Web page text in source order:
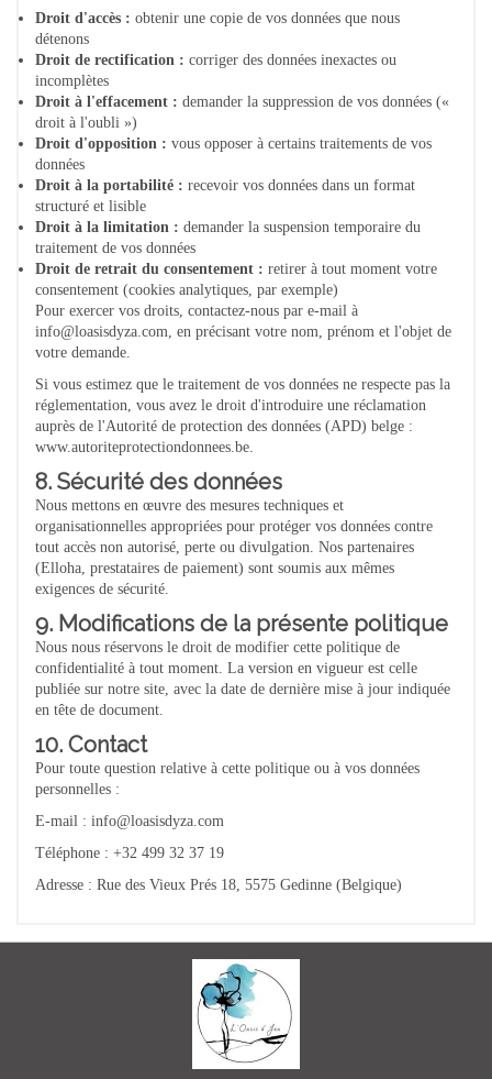
Droit d'accès : obtenir une copie de vos données que nous
détenons
Droit de rectification : corriger des données inexactes ou
incomplètes
Droit à l'effacement : demander la suppression de vos données («
droit à l'oubli »)
Droit d'opposition : vous opposer à certains traitements de vos
données
Droit à la portabilité : recevoir vos données dans un format
structuré et lisible
Droit à la limitation : demander la suspension temporaire du
traitement de vos données
Droit de retrait du consentement : retirer à tout moment votre
consentement (cookies analytiques, par exemple)
Pour exercer vos droits, contactez-nous par e-mail à
info@loasisdyza.com, en précisant votre nom, prénom et l'objet de
votre demande.
Si vous estimez que le traitement de vos données ne respecte pas la
réglementation, vous avez le droit d'introduire une réclamation
auprès de l'Autorité de protection des données (APD) belge :
www.autoriteprotectiondonnees.be.
8. Sécurité des données
Nous mettons en œuvre des mesures techniques et
organisationnelles appropriées pour protéger vos données contre
tout accès non autorisé, perte ou divulgation. Nos partenaires
(Elloha, prestataires de paiement) sont soumis aux mêmes
exigences de sécurité.
9. Modifications de la présente politique
Nous nous réservons le droit de modifier cette politique de
confidentialité à tout moment. La version en vigueur est celle
publiée sur notre site, avec la date de dernière mise à jour indiquée
en tête de document.
10. Contact
Pour toute question relative à cette politique ou à vos données
personnelles :
E-mail : info@loasisdyza.com
Téléphone : +32 499 32 37 19
Adresse : Rue des Vieux Prés 18, 5575 Gedinne (Belgique)